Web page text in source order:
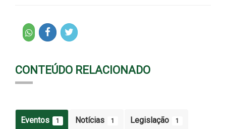
CONTEÚDO RELACIONADO
Eventos 1 Notícias 1 Legislação 1